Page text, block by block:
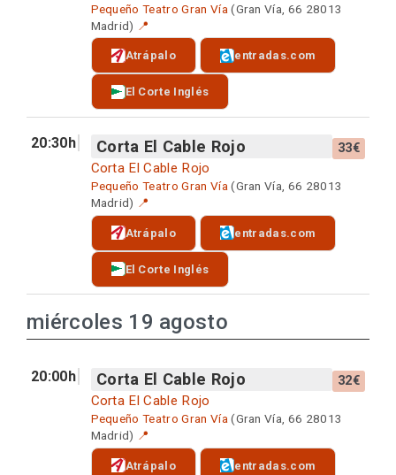
Pequeño Teatro Gran Vía (Gran Vía, 66 28013
Madrid) 📍
Atrápalo entradas.com
El Corte Inglés
20:30h Corta El Cable Rojo 33€
Corta El Cable Rojo
Pequeño Teatro Gran Vía (Gran Vía, 66 28013
Madrid) 📍
Atrápalo entradas.com
El Corte Inglés
miércoles 19 agosto
20:00h Corta El Cable Rojo 32€
Corta El Cable Rojo
Pequeño Teatro Gran Vía(Gran Vía, 66 28013
Madrid) 📍
Atrápalo entradas.com